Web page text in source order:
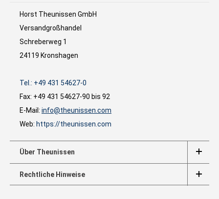
Horst Theunissen GmbH
Versandgroßhandel
Schreberweg 1
24119 Kronshagen
Tel.: +49 431 54627-0
Fax: +49 431 54627-90 bis 92
E-Mail: info@theunissen.com
Web: https://theunissen.com
Über Theunissen
Rechtliche Hinweise